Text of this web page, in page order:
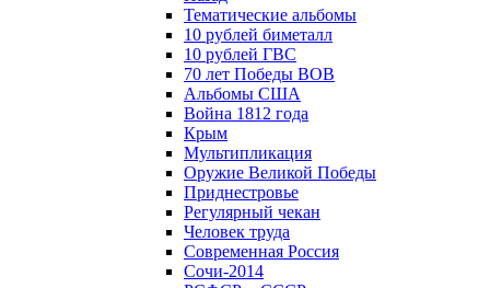
Тематические альбомы
10 рублей биметалл
10 рублей ГВС
70 лет Победы ВОВ
Альбомы США
Война 1812 года
Крым
Мультипликация
Оружие Великой Победы
Приднестровье
Регулярный чекан
Человек труда
Современная Россия
Сочи-2014